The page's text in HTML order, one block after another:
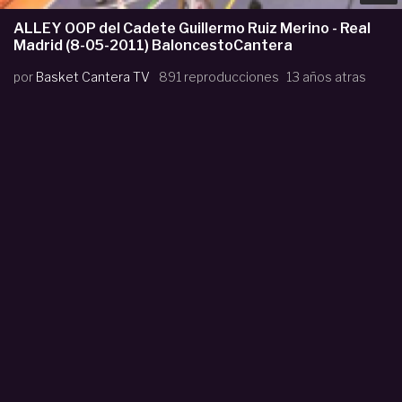
ALLEY OOP del Cadete Guillermo Ruiz Merino - Real
Madrid (8-05-2011) BaloncestoCantera
por Basket Cantera TV 891 reproducciones 13 años atras